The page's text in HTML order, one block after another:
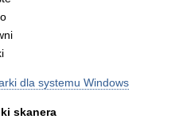
dla systemu Windows
skanera